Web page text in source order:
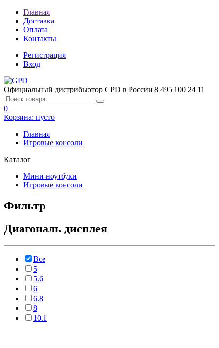
Главная
Доставка
Оплата
Контакты
Регистрация
Вход
Официальный дистрибьютор GPD в России 8 495 100 24 11
0
Корзина: пусто
Главная
Игровые консоли
Каталог
Мини-ноутбуки
Игровые консоли
Фильтр
Диагональ дисплея
Все
5
5.6
6
6.8
8
10.1